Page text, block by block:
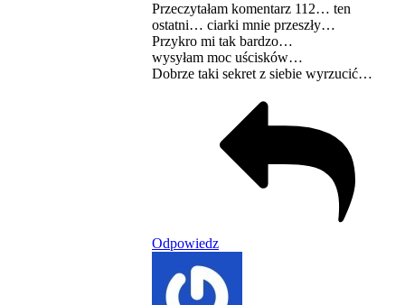
Przeczytałam komentarz 112… ten
ostatni… ciarki mnie przeszły…
Przykro mi tak bardzo…
wysyłam moc uścisków…
Dobrze taki sekret z siebie wyrzucić…
Odpowiedz